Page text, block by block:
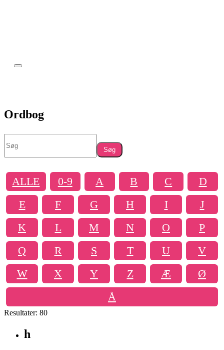
Ordbog
Søg
ALLE 0-9 A B C
D
E
F G H I
J
K
L M N O
P
Q
R S T U
V
W
X Y Z Æ
Ø
Å
Resultater: 80
h